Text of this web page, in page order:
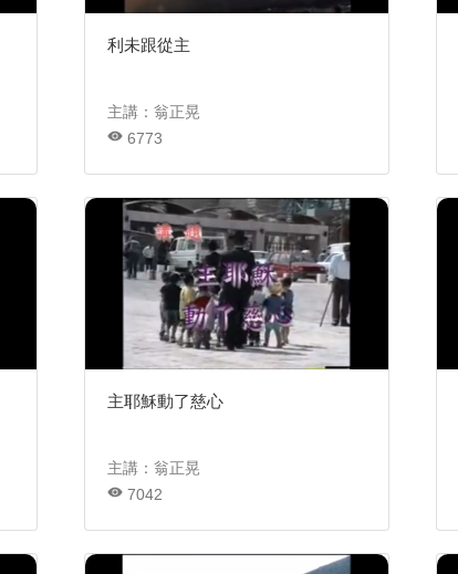
利未跟從主
主講：翁正晃
6773
主耶穌動了慈心
主講：翁正晃
7042